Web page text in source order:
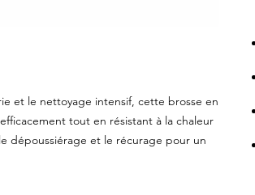
et le nettoyage intensif, cette brosse en
tout en résistant à la chaleur
dépoussiérage et le récurage pour un